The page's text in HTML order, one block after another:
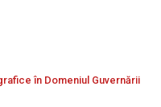
în Domeniul Guvernării